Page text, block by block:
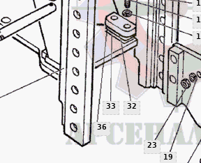
19
23
32
33
36